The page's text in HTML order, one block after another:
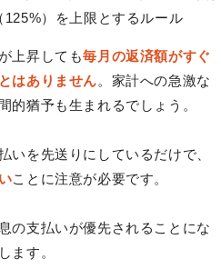
）を上限とするルール
上昇しても毎月の返済額がすぐ
はありません。家計への急激な
的猶予も生まれるでしょう。
いを先送りにしているだけで、
ことに注意が必要です。
の支払いが優先されることにな
ます。